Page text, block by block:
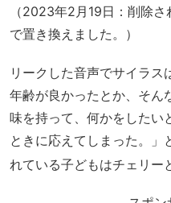
（2023年2月19日：削除
で置き換えました。）
リークした音声でサイラ
年齢が良かったとか、そん
味を持って、何かをしたい
ときに応えてしまった。」
れている子どもはチェリー